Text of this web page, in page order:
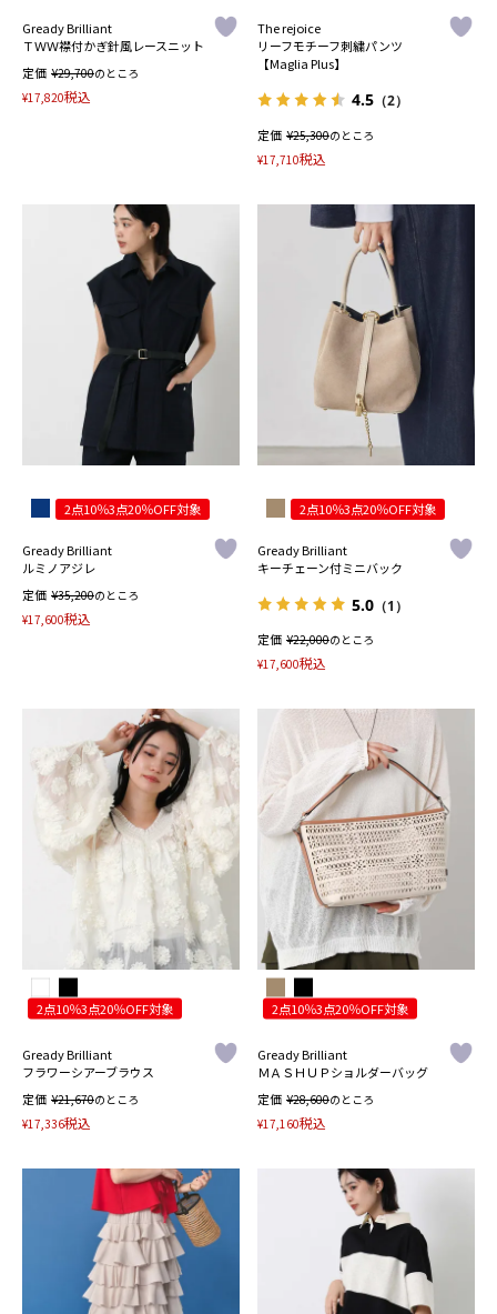
Gready Brilliant
ＴＷＷ襟付かぎ針風レースニット
定価 ¥29,700のところ
¥17,820税込
The rejoice
リーフモチーフ刺繍パンツ
【Maglia Plus】
4.5 （2）
定価 ¥25,300のところ
¥17,710税込
2点10％3点20％OFF対象
Gready Brilliant
ルミノアジレ
定価 ¥35,200のところ
¥17,600税込
2点10％3点20％OFF対象
Gready Brilliant
キーチェーン付ミニバック
5.0 （1）
定価 ¥22,000のところ
¥17,600税込
2点10％3点20％OFF対象
Gready Brilliant
フラワーシアーブラウス
定価 ¥21,670のところ
¥17,336税込
2点10％3点20％OFF対象
Gready Brilliant
ＭＡＳＨＵＰショルダーバッグ
定価 ¥28,600のところ
¥17,160税込